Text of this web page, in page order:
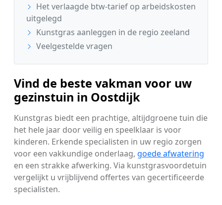
Het verlaagde btw-tarief op arbeidskosten
uitgelegd
Kunstgras aanleggen in de regio zeeland
Veelgestelde vragen
Vind de beste vakman voor uw
gezinstuin in Oostdijk
Kunstgras biedt een prachtige, altijdgroene tuin die
het hele jaar door veilig en speelklaar is voor
kinderen. Erkende specialisten in uw regio zorgen
voor een vakkundige onderlaag, goede afwatering
en een strakke afwerking. Via kunstgrasvoordetuin
vergelijkt u vrijblijvend offertes van gecertificeerde
specialisten.